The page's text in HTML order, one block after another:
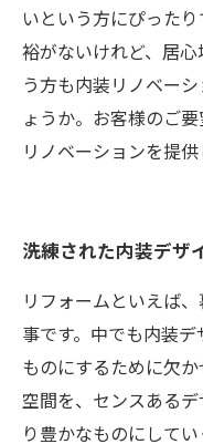
いという方にぴった
裕がないけれど、居
う方も内装リノベー
ょうか。お客様のご
リノベーションを提供
洗練された内装デザ
リフォームといえば
事です。中でも内装
ものにするために欠
空間を、センスある
り豊かなものにして